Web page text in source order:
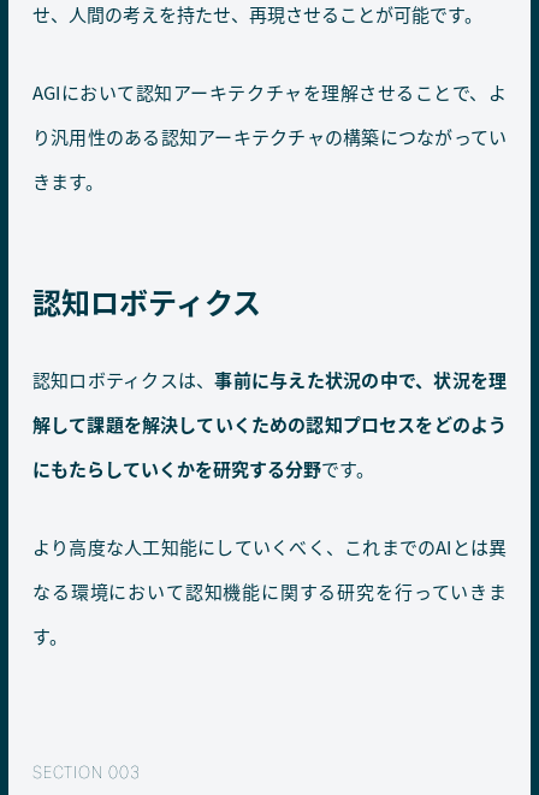
せ、人間の考えを持たせ、再現させることが可能です。
AGIにおいて認知アーキテクチャを理解させることで、よ
り汎用性のある認知アーキテクチャの構築につながってい
きます。
認知ロボティクス
認知ロボティクスは、事前に与えた状況の中で、状況を理
解して課題を解決していくための認知プロセスをどのよう
にもたらしていくかを研究する分野です。
より高度な人工知能にしていくべく、これまでのAIとは異
なる環境において認知機能に関する研究を行っていきま
す。